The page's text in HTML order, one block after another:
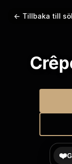
← Tillbaka till
❤️